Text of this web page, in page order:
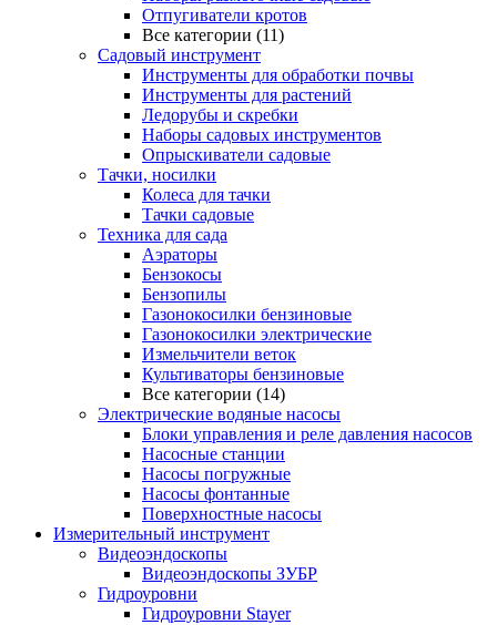
Отпугиватели кротов
Все категории (11)
Садовый инструмент
Инструменты для обработки почвы
Инструменты для растений
Ледорубы и скребки
Наборы садовых инструментов
Опрыскиватели садовые
Тачки, носилки
Колеса для тачки
Тачки садовые
Техника для сада
Аэраторы
Бензокосы
Бензопилы
Газонокосилки бензиновые
Газонокосилки электрические
Измельчители веток
Культиваторы бензиновые
Все категории (14)
Электрические водяные насосы
Блоки управления и реле давления насосов
Насосные станции
Насосы погружные
Насосы фонтанные
Поверхностные насосы
Измерительный инструмент
Видеоэндоскопы
Видеоэндоскопы ЗУБР
Гидроуровни
Гидроуровни Stayer